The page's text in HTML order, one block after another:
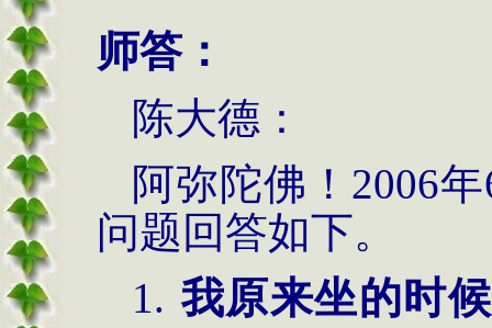
师答：
陈大德：
阿弥陀佛！ 2006年
问题回答如下。
1. 我原来坐的时